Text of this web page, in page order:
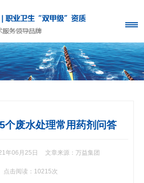
个废水处理常用药剂问答
年06月25日 文章来源：万益集团
点击阅读：10215次